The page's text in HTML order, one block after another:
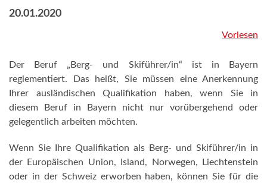
20.01.2020
Vorlesen
Der Beruf „Berg- und Skiführer/in“ ist in Bayern
reglementiert. Das heißt, Sie müssen eine Anerkennung
Ihrer ausländischen Qualifikation haben, wenn Sie in
diesem Beruf in Bayern nicht nur vorübergehend oder
gelegentlich arbeiten möchten.
Wenn Sie Ihre Qualifikation als Berg- und Skiführer/in in
der Europäischen Union, Island, Norwegen, Liechtenstein
oder in der Schweiz erworben haben, können Sie für die